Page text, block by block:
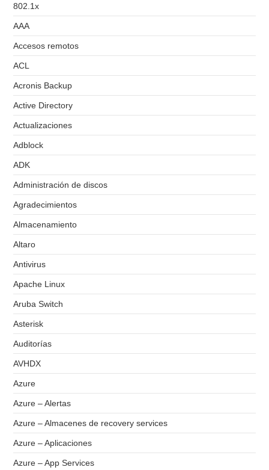
802.1x
AAA
Accesos remotos
ACL
Acronis Backup
Active Directory
Actualizaciones
Adblock
ADK
Administración de discos
Agradecimientos
Almacenamiento
Altaro
Antivirus
Apache Linux
Aruba Switch
Asterisk
Auditorías
AVHDX
Azure
Azure – Alertas
Azure – Almacenes de recovery services
Azure – Aplicaciones
Azure – App Services